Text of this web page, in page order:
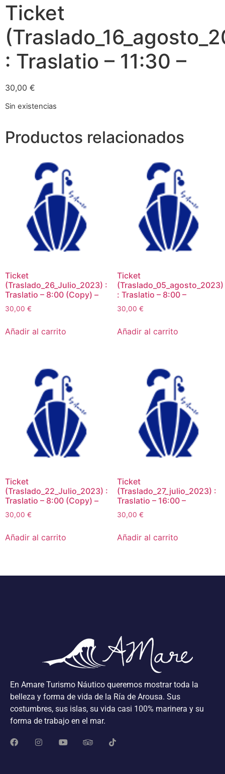
Ticket
: Traslatio – 11:30 –
30,00 €
Sin existencias
Productos relacionados
Ticket
(Traslado_26_Julio_2023) :
Traslatio – 8:00 (Copy) –
30,00 €
Añadir al carrito
Ticket
(Traslado_05_agosto_2023)
: Traslatio – 8:00 –
30,00 €
Añadir al carrito
Ticket
(Traslado_22_Julio_2023) :
Traslatio – 8:00 (Copy) –
30,00 €
Añadir al carrito
Ticket
(Traslado_27_julio_2023) :
Traslatio – 16:00 –
30,00 €
Añadir al carrito
En Amare Turismo Náutico queremos mostrar toda la
belleza y forma de vida de la Ría de Arousa. Sus
costumbres, sus islas, su vida casi 100% marinera y su
forma de trabajo en el mar.